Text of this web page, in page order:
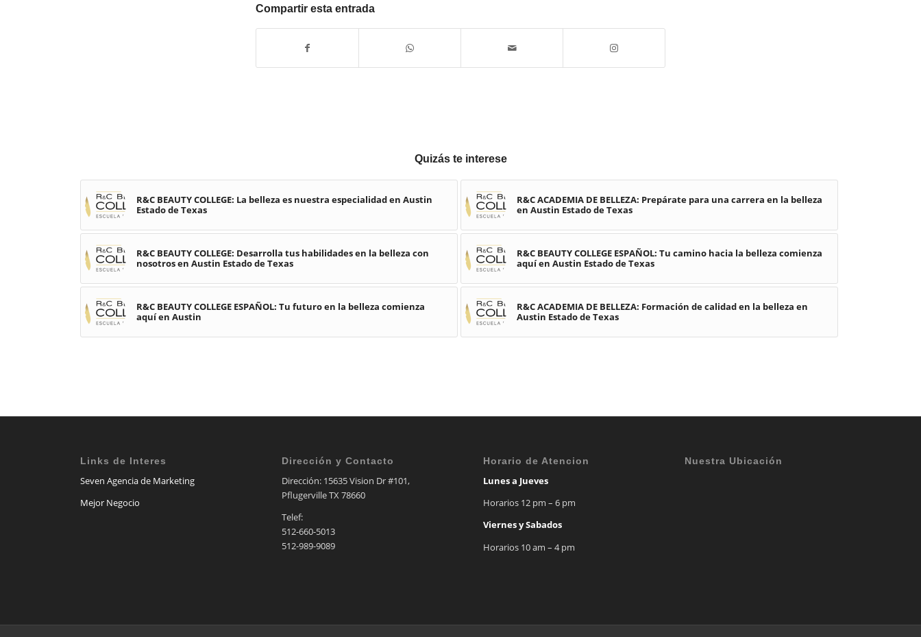
Compartir esta entrada
Quizás te interese
R&C BEAUTY COLLEGE: La belleza es nuestra especialidad en Austin
Estado de Texas
R&C ACADEMIA DE BELLEZA: Prepárate para una carrera en la belleza
en Austin Estado de Texas
R&C BEAUTY COLLEGE: Desarrolla tus habilidades en la belleza con
nosotros en Austin Estado de Texas
R&C BEAUTY COLLEGE ESPAÑOL: Tu camino hacia la belleza comienza
aquí en Austin Estado de Texas
R&C BEAUTY COLLEGE ESPAÑOL: Tu futuro en la belleza comienza
aquí en Austin
R&C ACADEMIA DE BELLEZA: Formación de calidad en la belleza en
Austin Estado de Texas
Links de Interes
Seven Agencia de Marketing
Mejor Negocio
Dirección y Contacto
Dirección: 15635 Vision Dr #101,
Pflugerville TX 78660
Telef:
512-660-5013
512-989-9089
Horario de Atencion
Lunes a Jueves
Horarios 12 pm – 6 pm
Viernes y Sabados
Horarios 10 am – 4 pm
Nuestra Ubicación